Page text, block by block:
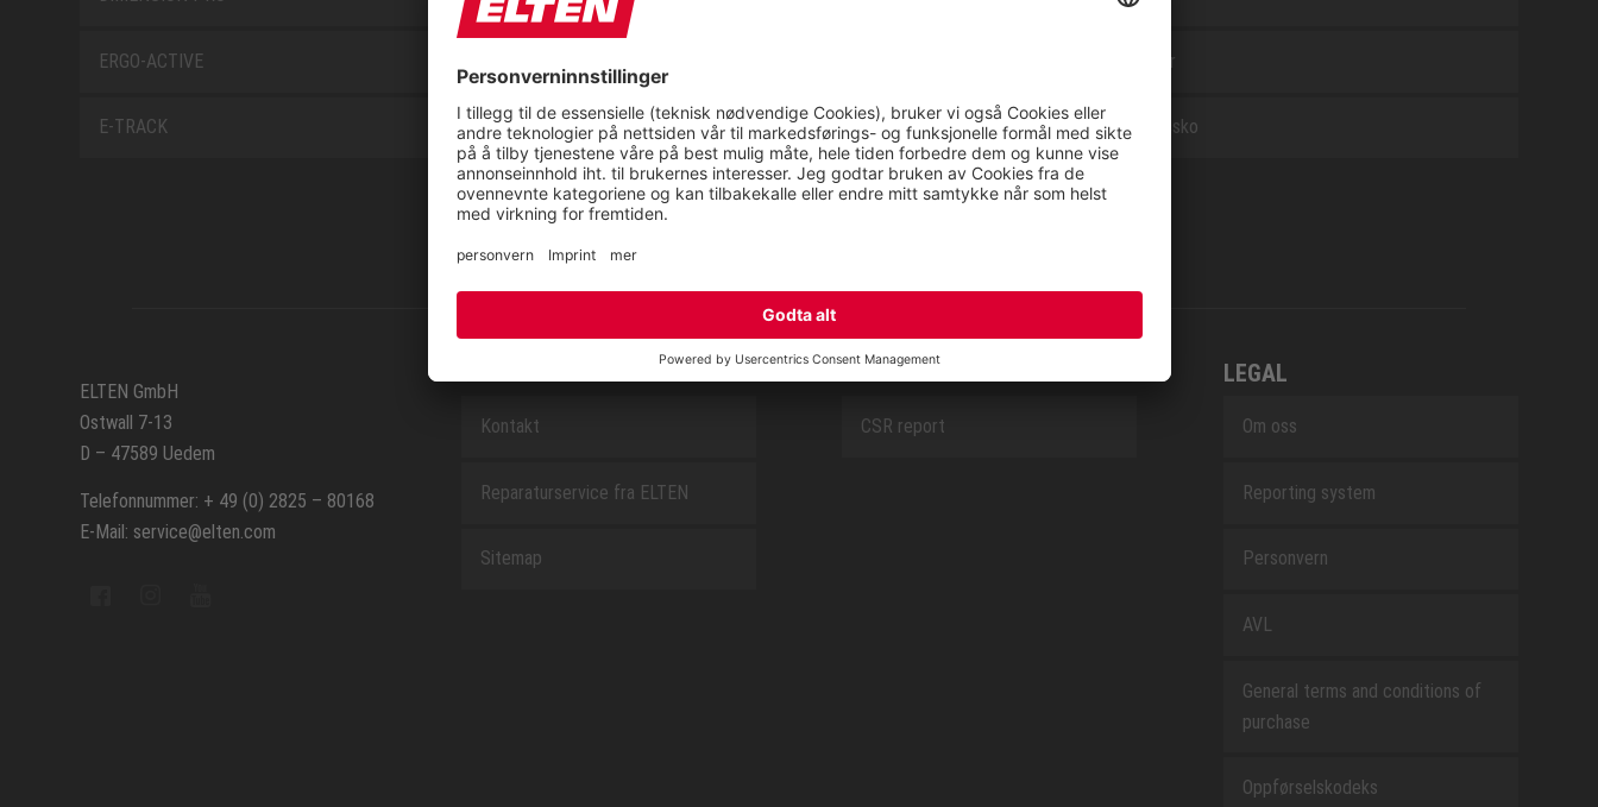
ERGO-ACTIVE
E-TRACK RETRO
SAFEGUARD
Tilbehør
Arbeidssko
ELTEN GmbH
Ostwall 7-13
D – 47589 Uedem
Telefonnummer: + 49 (0) 2825 – 80168
E-Mail: service@elten.com
Kontakt
Reparaturservice fra ELTEN
Sitemap
OM OSS
CSR report
LEGAL
Om oss
Reporting system
Personvern
AVL
General terms and conditions of
purchase
Oppførselskodeks